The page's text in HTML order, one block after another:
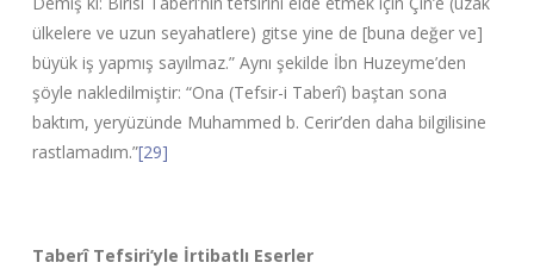
ülkelere ve uzun seyahatlere) gitse yine de [buna değer ve]
büyük iş yapmış sayılmaz.” Aynı şekilde İbn Huzeyme’den
şöyle nakledilmiştir: “Ona (Tefsir-i Taberî) baştan sona
baktım, yeryüzünde Muhammed b. Cerir’den daha bilgilisine
rastlamadım.”[29]
Taberî Tefsiri’yle İrtibatlı Eserler